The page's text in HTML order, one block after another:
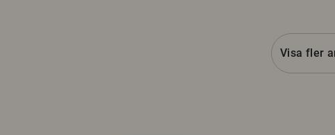
Visa fler